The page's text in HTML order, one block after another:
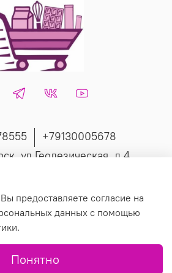
+79130005678
ул Геодезическая, д 4
контента без письменного
запрещено.
предоставляете согласие на
данных с помощью
Понятно